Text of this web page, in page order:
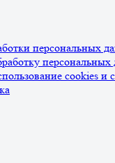
персональных
cookies и